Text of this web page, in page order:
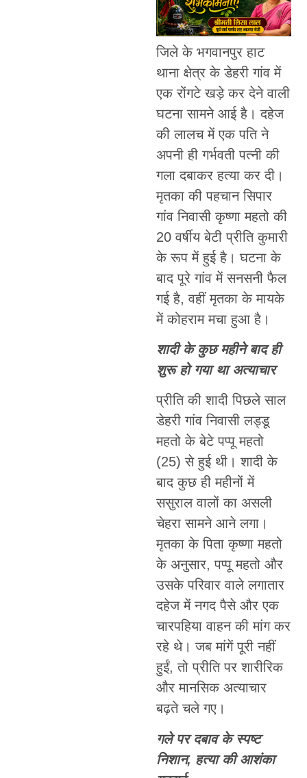
जिले के भगवानपुर हाट
थाना क्षेत्र के डेहरी गांव में
एक रोंगटे खड़े कर देने वाली
घटना सामने आई है। दहेज
की लालच में एक पति ने
अपनी ही गर्भवती पत्नी की
गला दबाकर हत्या कर दी।
मृतका की पहचान सिपार
गांव निवासी कृष्णा महतो की
20 वर्षीय बेटी प्रीति कुमारी
के रूप में हुई है। घटना के
बाद पूरे गांव में सनसनी फैल
गई है, वहीं मृतका के मायके
में कोहराम मचा हुआ है।
शादी के कुछ महीने बाद ही
शुरू हो गया था अत्याचार
प्रीति की शादी पिछले साल
डेहरी गांव निवासी लड्डू
महतो के बेटे पप्पू महतो
(25) से हुई थी। शादी के
बाद कुछ ही महीनों में
ससुराल वालों का असली
चेहरा सामने आने लगा।
मृतका के पिता कृष्णा महतो
के अनुसार, पप्पू महतो और
उसके परिवार वाले लगातार
दहेज में नगद पैसे और एक
चारपहिया वाहन की मांग कर
रहे थे। जब मांगें पूरी नहीं
हुईं, तो प्रीति पर शारीरिक
और मानसिक अत्याचार
बढ़ते चले गए।
गले पर दबाव के स्पष्ट
निशान, हत्या की आशंका